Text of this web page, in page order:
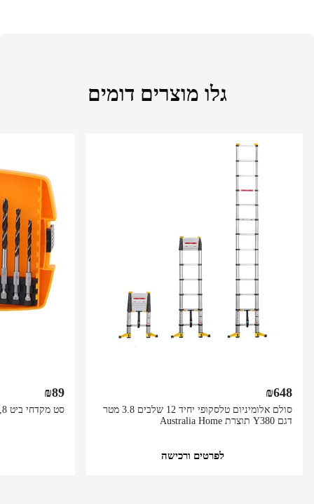
גלו מוצרים דומים
סולם אלומיניום טלסקופי יחיד 12 שלבים 3.8 מטר
דגם Y380 תוצרת Australia Home
₪648
לפרטים ורכישה
סט מקדחי ביט 4,5,6,7,8 מ"מ 10 יח' מבית GPT
₪89